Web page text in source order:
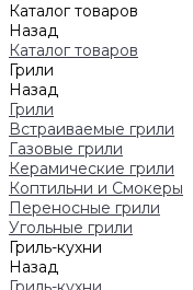
Каталог товаров
Назад
Каталог товаров
Грили
Назад
Грили
Встраиваемые грили
Газовые грили
Керамические грили
Коптильни и Смокеры
Переносные грили
Угольные грили
Гриль-кухни
Назад